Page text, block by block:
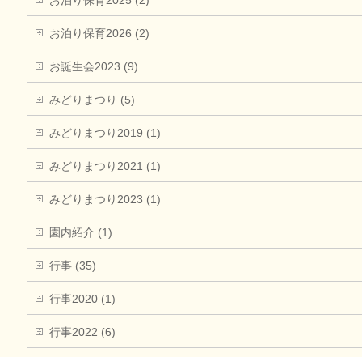
お泊り保育2026 (2)
お誕生会2023 (9)
みどりまつり (5)
みどりまつり2019 (1)
みどりまつり2021 (1)
みどりまつり2023 (1)
園内紹介 (1)
行事 (35)
行事2020 (1)
行事2022 (6)